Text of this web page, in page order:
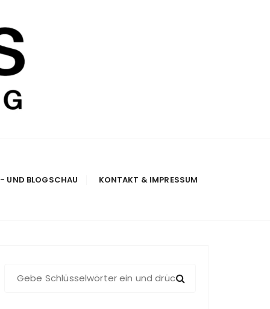
UND BLOGSCHAU KONTAKT & IMPRESSUM